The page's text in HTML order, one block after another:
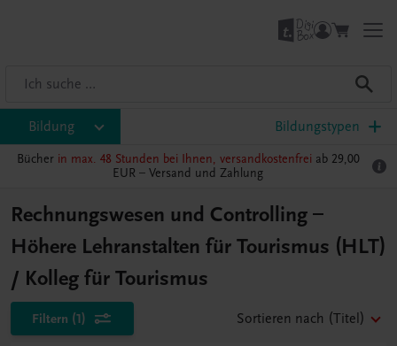
Bildung Bildungstypen
Bücher in max. 48 Stunden bei Ihnen, versandkostenfrei ab 29,00
EUR – Versand und Zahlung
Rechnungswesen und Controlling –
Höhere Lehranstalten für Tourismus (HLT)
/ Kolleg für Tourismus
Filtern (1) Sortieren nach (Titel)